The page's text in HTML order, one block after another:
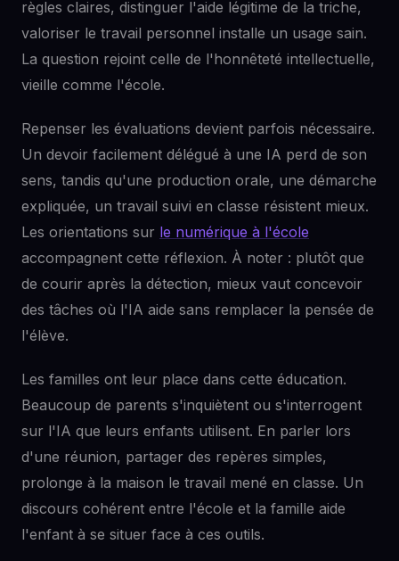
règles claires, distinguer l'aide légitime de la triche,
valoriser le travail personnel installe un usage sain.
La question rejoint celle de l'honnêteté intellectuelle,
vieille comme l'école.
Repenser les évaluations devient parfois nécessaire.
Un devoir facilement délégué à une IA perd de son
sens, tandis qu'une production orale, une démarche
expliquée, un travail suivi en classe résistent mieux.
Les orientations sur le numérique à l'école
accompagnent cette réflexion. À noter : plutôt que
de courir après la détection, mieux vaut concevoir
des tâches où l'IA aide sans remplacer la pensée de
l'élève.
Les familles ont leur place dans cette éducation.
Beaucoup de parents s'inquiètent ou s'interrogent
sur l'IA que leurs enfants utilisent. En parler lors
d'une réunion, partager des repères simples,
prolonge à la maison le travail mené en classe. Un
discours cohérent entre l'école et la famille aide
l'enfant à se situer face à ces outils.